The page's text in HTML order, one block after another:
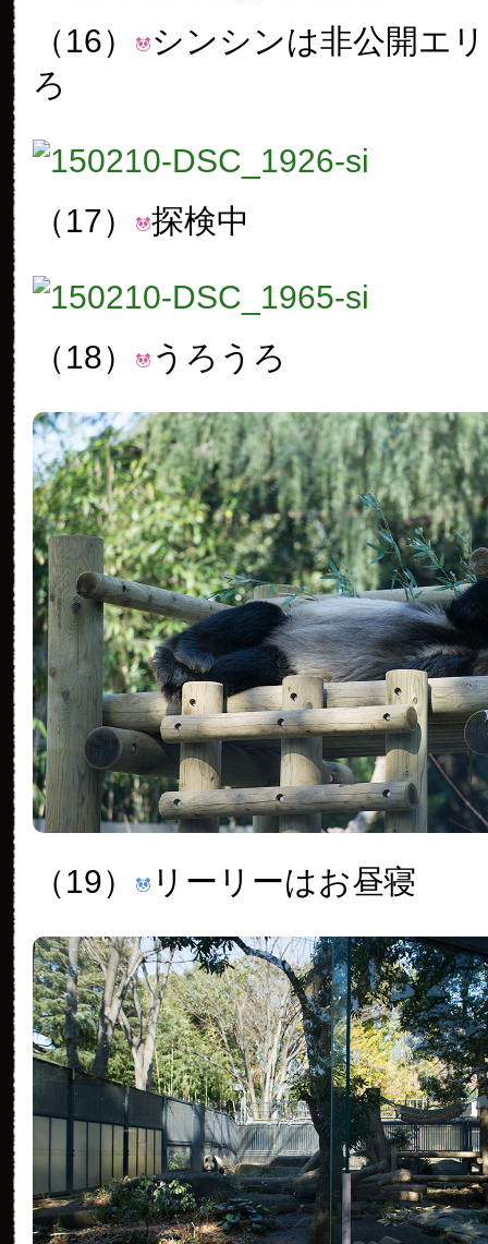
（16）
シンシンは非公開エ
ろ
（17） 探検中
（18） うろうろ
（19） リーリーはお昼寝